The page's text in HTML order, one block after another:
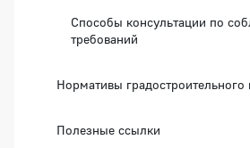
Способы консультации по
требований
Нормативы градостроительного
Полезные ссылки